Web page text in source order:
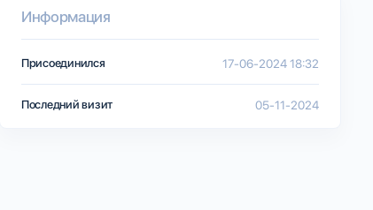
Информация
Присоединился 17-06-2024 18:32
Последний визит 05-11-2024